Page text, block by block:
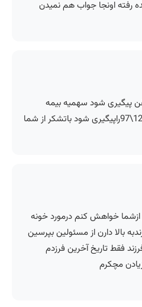
پیگیری شود سهمیه بیمه
خواهش کنم درمورد خونه
خانوادهایی که ۳فرزندبه بالا دارن از مسئولین بپرسین
من با داشتن این ۳تا فرزند فقط تاریخ آخرین فرزدم